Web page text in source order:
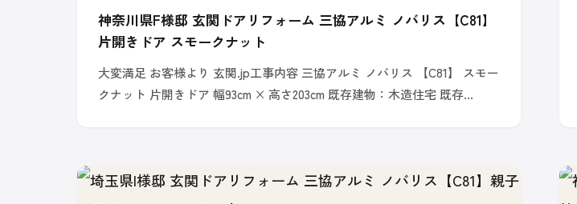
神奈川県F様邸 玄関ドアリフォーム 三協アルミ ノバリス【C81】
片開きドア スモークナット
大変満足 お客様より 玄関.jp工事内容 三協アルミ ノバリス 【C81】 スモー
クナット 片開きドア 幅93cm × 高さ203cm 既存建物：木造住宅 既存…